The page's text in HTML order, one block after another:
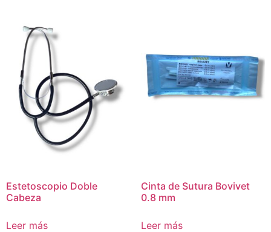
Estetoscopio Doble
Cabeza
Leer más
Cinta de Sutura Bovivet
0.8 mm
Leer más